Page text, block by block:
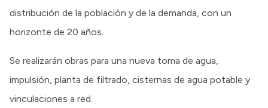
distribución de la población y de la demanda, con un
horizonte de 20 años.
Se realizarán obras para una nueva toma de agua,
impulsión, planta de filtrado, cisternas de agua potable y
vinculaciones a red.